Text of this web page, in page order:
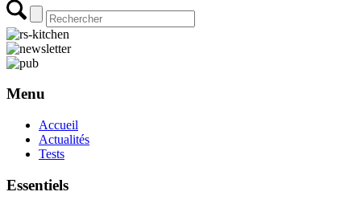
Menu
Accueil
Actualités
Tests
Essentiels